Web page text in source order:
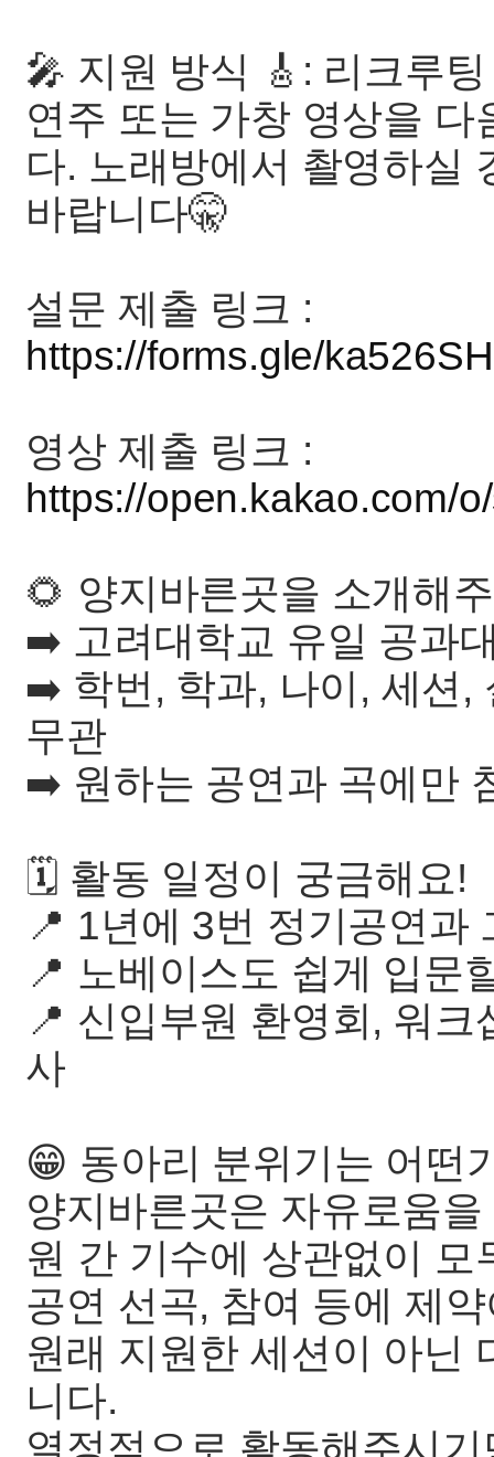
🎤 지원 방식 🎸: 리크루
연주 또는 가창 영상을
다. 노래방에서 촬영하실
바랍니다🤫
설문 제출 링크 :
https://forms.gle/
영상 제출 링크 :
https://open.kakao.com/
🌻 양지바른곳을 소개해
➡️ 고려대학교 유일 공과
➡️ 학번, 학과, 나이, 세션,
무관
➡️ 원하는 공연과 곡에만
🗓 활동 일정이 궁금해요!
📍 1년에 3번 정기공연과
📍 노베이스도 쉽게 입문
📍 신입부원 환영회, 워
사
😁 동아리 분위기는 어떤
양지바른곳은 자유로움
원 간 기수에 상관없이
공연 선곡, 참여 등에 제
원래 지원한 세션이 아닌
니다.
열정적으로 활동해주시